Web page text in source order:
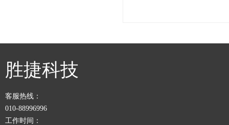
胜捷科技
客服热线：
010-88996996
工作时间：